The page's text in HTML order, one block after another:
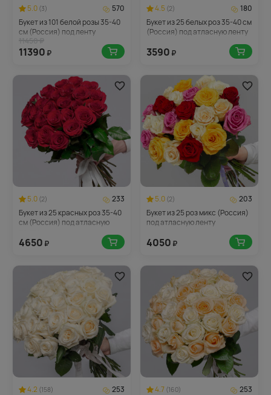
5.0 (3)
570
Букет из 101 белой розы 35-40
см (Россия) под ленту
11390 ₽
4.5 (2)
180
Букет из 25 белых роз 35-40 см
(Россия) под атласную ленту
3590 ₽
5.0 (2)
233
Букет из 25 красных роз 35-40
см (Россия) под атласную
4650 ₽
5.0 (2)
203
Букет из 25 роз микс (Россия)
под атласную ленту
4050 ₽
4.2 (158)
253
4.7 (160)
253